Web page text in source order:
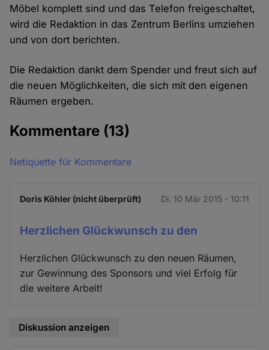
Möbel komplett sind und das Telefon freigeschaltet,
wird die Redaktion in das Zentrum Berlins umziehen
und von dort berichten.
Die Redaktion dankt dem Spender und freut sich auf
die neuen Möglichkeiten, die sich mit den eigenen
Räumen ergeben.
Kommentare (13)
Netiquette für Kommentare
Doris Köhler (nicht überprüft) Di. 10 Mär 2015 - 10:11
Herzlichen Glückwunsch zu den
Herzlichen Glückwunsch zu den neuen Räumen,
zur Gewinnung des Sponsors und viel Erfolg für
die weitere Arbeit!
Diskussion anzeigen